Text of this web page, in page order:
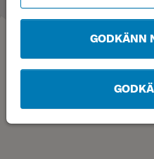
GODKÄNN